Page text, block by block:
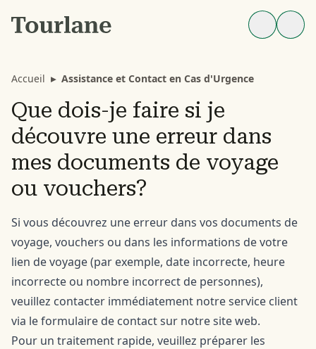
Accueil ▸ Assistance et Contact en Cas d'Urgence
Que dois-je faire si je
découvre une erreur dans
mes documents de voyage
ou vouchers?
Si vous découvrez une erreur dans vos documents de
voyage, vouchers ou dans les informations de votre
lien de voyage (par exemple, date incorrecte, heure
incorrecte ou nombre incorrect de personnes),
veuillez contacter immédiatement notre service client
via leformulaire de contactsur notre site web.
Pour un traitement rapide, veuillez préparer les